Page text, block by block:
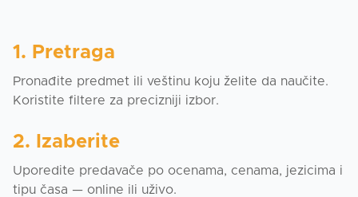
1. Pretraga
Pronađite predmet ili veštinu koju želite da naučite.
Koristite filtere za precizniji izbor.
2. Izaberite
Uporedite predavače po ocenama, cenama, jezicima i
tipu časa — online ili uživo.